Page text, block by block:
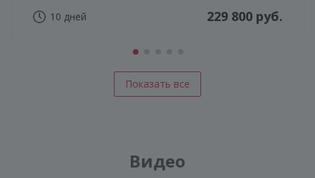
10 дней 229 800 руб.
Показать все
Видео